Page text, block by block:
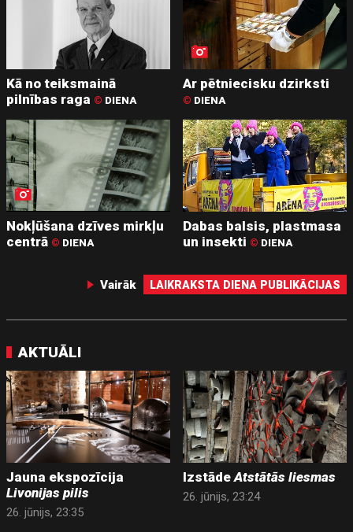
Kā no teiksmainā
pilnības raga © DIENA
Ar pētniecisku dzirksti
© DIENA
Nokļūšana dzīves mirkļu
centrā © DIENA
Dabas balsis, plastmasa
un insekti © DIENA
Vairāk LAIKRAKSTA DIENA PUBLIKĀCIJAS
AKTUĀLI
Jauna ekspozīcija
Livonijas pilis
26. jūnijs, 23:35
IzstādeAtstātās liesmas
26. jūnijs, 23:24